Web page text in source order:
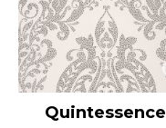
Quintessence